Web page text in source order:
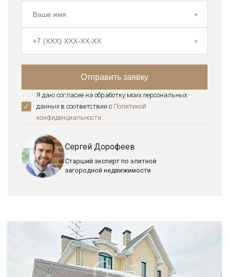
Я даю согласие на обработку моих персональных
данных в соответствии с Политикой
конфиденциальноcти
Сергей Дорофеев
Старший эксперт по элитной
загородной недвижимости